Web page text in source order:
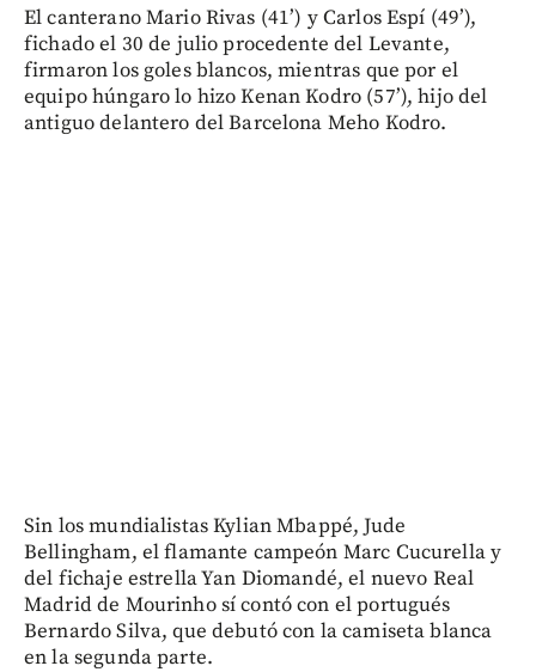
El canterano Mario Rivas (41’) y Carlos Espí (49’),
fichado el 30 de julio procedente del Levante,
firmaron los goles blancos, mientras que por el
equipo húngaro lo hizo Kenan Kodro (57’), hijo del
antiguo delantero del Barcelona Meho Kodro.
Sin los mundialistas Kylian Mbappé, Jude
Bellingham, el flamante campeón Marc Cucurella y
del fichaje estrella Yan Diomandé, el nuevo Real
Madrid de Mourinho sí contó con el portugués
Bernardo Silva, que debutó con la camiseta blanca
en la segunda parte.